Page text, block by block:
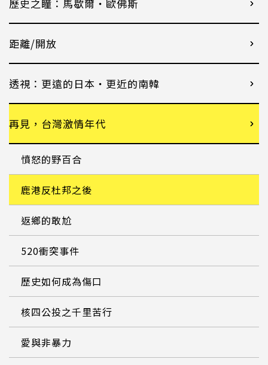
歷史之瞳：馬歇爾・歐佛斯
距離/開放
透視：更遠的日本・更近的南韓
再見，台灣激情年代
憤怒的野百合
鹿港反杜邦之後
返鄉的敢尬
520衝突事件
歷史如何成為傷口
核四公投之千里苦行
愛與非暴力